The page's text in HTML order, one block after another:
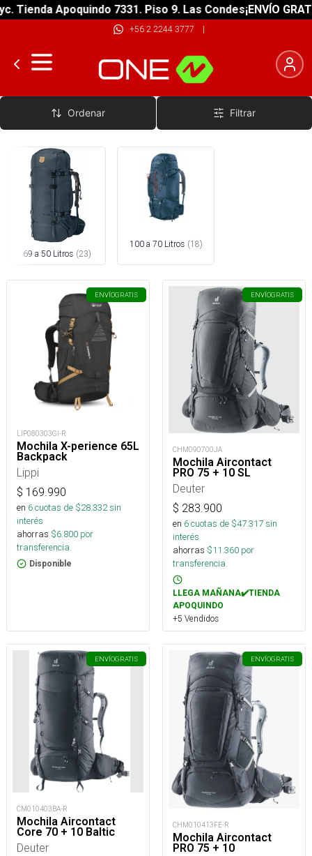
Apoquindo 7331. Piso 9. Las Condes¡ENVÍO GRATIS!
+56 2 2244 3777 |
Mochilas 100 - 50 Lts
Ordenar Filtrar
69 a 50 Litros (23)
100 a 70 Litros (18)
ENVÍOGRATIS
LIP080303GI-R
Mochila X-perience 65L
Backpack
Lippi
$ 169.990
en 6cuotas de $28.332sin
interés
ahorras $6.800 por
transferencia.
Disponible
ENVÍOGRATIS
CHM090700JA
Mochila Aircontact
PRO 75 + 10 SL
Deuter
$ 283.900
en 6cuotas de $47.317sin
interés
ahorras $11.360 por
transferencia.
LLEGA MAÑANA✔️TIENDA
APOQUINDO
+5 Vendidos
ENVÍOGRATIS
CM010403BA-R
Mochila Aircontact
Core 70 + 10 Baltic
Deuter
ENVÍOGRATIS
CHM010413FE-R
Mochila Aircontact
PRO 75 + 10